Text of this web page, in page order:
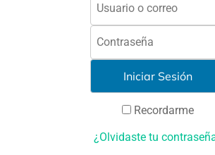
Recordarme
¿Olvidaste tu